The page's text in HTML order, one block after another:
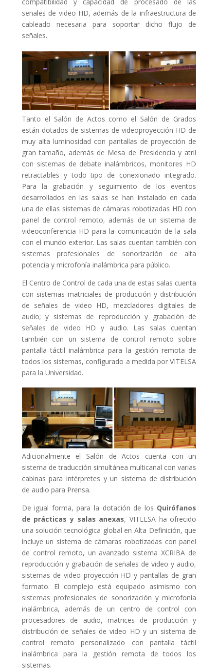
señales de video HD, además de la infraestructura de
cableado necesaria para soportar dicho flujo de
señales.
Tanto el Salón de Actos como el Salón de Grados
están dotados de sistemas de videoproyección HD de
muy alta luminosidad con pantallas de proyección de
gran tamaño, además de Mesa de Presidencia y atril
con sistemas de debate inalámbricos, monitores HD
retractables y todo tipo de conexionado integrado.
Para la grabación y seguimiento de los eventos
desarrollados en las salas se han instalado en cada
una de ellas sistemas de cámaras robotizadas HD con
panel de control remoto, además de un sistema de
videoconferencia HD para la comunicación de la sala
con el mundo exterior. Las salas cuentan también con
sistemas profesionales de sonorización de alta
potencia y microfonía inalámbrica para público.
El Centro de Control de cada una de estas salas cuenta
con sistemas matriciales de producción y distribución
de señales de video HD, mezcladores digitales de
audio; y sistemas de reproducción y grabación de
señales de video HD y audio. Las salas cuentan
también con un sistema de control remoto sobre
pantalla táctil inalámbrica para la gestión remota de
todos los sistemas, configurado a medida por VITELSA
para la Universidad.
Adicionalmente el Salón de Actos cuenta con un
sistema de traducción simultánea multicanal con varias
cabinas para intérpretes y un sistema de distribución
de audio para Prensa.
De igual forma, para la dotación de los Quirófanos
de prácticas y salas anexas, VITELSA ha ofrecido
una solución tecnológica global en Alta Definición, que
incluye un sistema de cámaras robotizadas con panel
de control remoto, un avanzado sistema XCRIBA de
reproducción y grabación de señales de video y audio,
sistemas de video proyección HD y pantallas de gran
formato. El complejo está equipado asimismo con
sistemas profesionales de sonorización y microfonía
inalámbrica, además de un centro de control con
procesadores de audio, matrices de producción y
distribución de señales de video HD y un sistema de
control remoto personalizado con pantalla táctil
inalámbrica para la gestión remota de todos los
sistemas.